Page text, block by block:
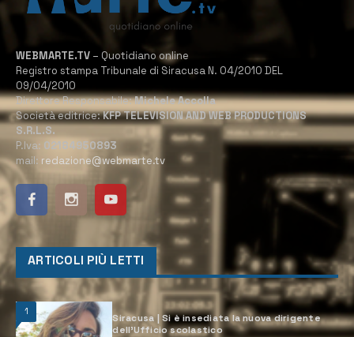
WEBMARTE.TV – Quotidiano online
Registro stampa Tribunale di Siracusa N. 04/2010 DEL
09/04/2010
Direttore Responsabile:Michele Accolla
Società editrice:KFP TELEVISION AND WEB PRODUCTIONS
S.R.L.S.
P.Iva: 02184950893
mail: redazione@webmarte.tv
ARTICOLI PIÙ LETTI
1
Siracusa | Si è insediata la nuova dirigente
dell’Ufficio scolastico